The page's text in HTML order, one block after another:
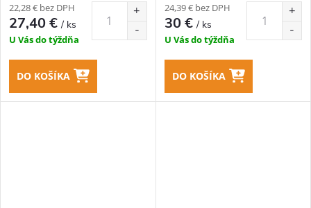
22,28 € bez DPH
27,40 €/ ks
U Vás do týždňa
DO KOŠÍKA
24,39 € bez DPH
30 €/ ks
U Vás do týždňa
DO KOŠÍKA